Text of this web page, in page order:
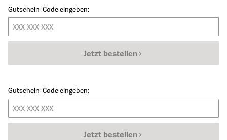
Gutschein-Code eingeben:
Jetzt bestellen
Gutschein-Code eingeben:
Jetzt bestellen